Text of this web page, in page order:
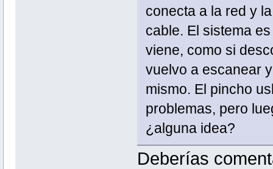
conecta a la red y
cable. El sistema
viene, como si
vuelvo a escanear
mismo. El pincho
problemas, pero
¿alguna idea?
Deberías